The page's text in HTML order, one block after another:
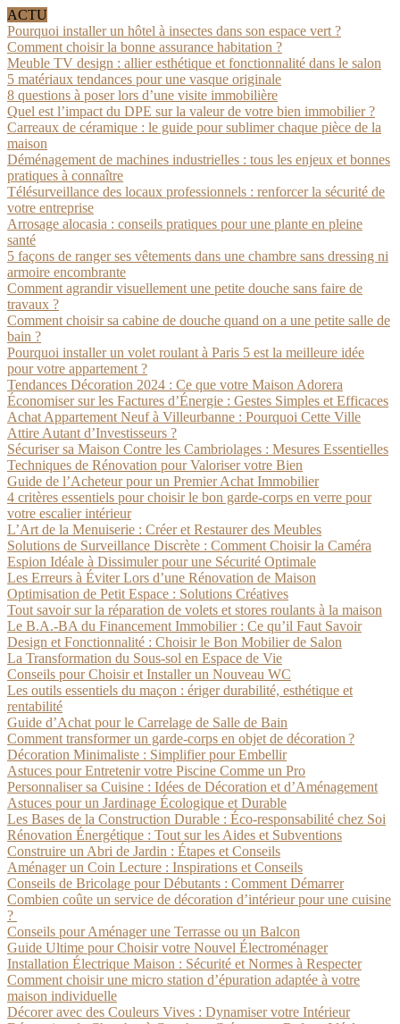
ACTU
Pourquoi installer un hôtel à insectes dans son espace vert ?
Comment choisir la bonne assurance habitation ?
Meuble TV design : allier esthétique et fonctionnalité dans le salon
5 matériaux tendances pour une vasque originale
8 questions à poser lors d’une visite immobilière
Quel est l’impact du DPE sur la valeur de votre bien immobilier ?
Carreaux de céramique : le guide pour sublimer chaque pièce de la
maison
Déménagement de machines industrielles : tous les enjeux et bonnes
pratiques à connaître
Télésurveillance des locaux professionnels : renforcer la sécurité de
votre entreprise
Arrosage alocasia : conseils pratiques pour une plante en pleine
santé
5 façons de ranger ses vêtements dans une chambre sans dressing ni
armoire encombrante
Comment agrandir visuellement une petite douche sans faire de
travaux ?
Comment choisir sa cabine de douche quand on a une petite salle de
bain ?
Pourquoi installer un volet roulant à Paris 5 est la meilleure idée
pour votre appartement ?
Tendances Décoration 2024 : Ce que votre Maison Adorera
Économiser sur les Factures d’Énergie : Gestes Simples et Efficaces
Achat Appartement Neuf à Villeurbanne : Pourquoi Cette Ville
Attire Autant d’Investisseurs ?
Sécuriser sa Maison Contre les Cambriolages : Mesures Essentielles
Techniques de Rénovation pour Valoriser votre Bien
Guide de l’Acheteur pour un Premier Achat Immobilier
4 critères essentiels pour choisir le bon garde-corps en verre pour
votre escalier intérieur
L’Art de la Menuiserie : Créer et Restaurer des Meubles
Solutions de Surveillance Discrète : Comment Choisir la Caméra
Espion Idéale à Dissimuler pour une Sécurité Optimale
Les Erreurs à Éviter Lors d’une Rénovation de Maison
Optimisation de Petit Espace : Solutions Créatives
Tout savoir sur la réparation de volets et stores roulants à la maison
Le B.A.-BA du Financement Immobilier : Ce qu’il Faut Savoir
Design et Fonctionnalité : Choisir le Bon Mobilier de Salon
La Transformation du Sous-sol en Espace de Vie
Conseils pour Choisir et Installer un Nouveau WC
Les outils essentiels du maçon : ériger durabilité, esthétique et
rentabilité
Guide d’Achat pour le Carrelage de Salle de Bain
Comment transformer un garde-corps en objet de décoration ?
Décoration Minimaliste : Simplifier pour Embellir
Astuces pour Entretenir votre Piscine Comme un Pro
Personnaliser sa Cuisine : Idées de Décoration et d’Aménagement
Astuces pour un Jardinage Écologique et Durable
Les Bases de la Construction Durable : Éco-responsabilité chez Soi
Rénovation Énergétique : Tout sur les Aides et Subventions
Construire un Abri de Jardin : Étapes et Conseils
Aménager un Coin Lecture : Inspirations et Conseils
Conseils de Bricolage pour Débutants : Comment Démarrer
Combien coûte un service de décoration d’intérieur pour une cuisine
?
Conseils pour Aménager une Terrasse ou un Balcon
Guide Ultime pour Choisir votre Nouvel Électroménager
Installation Électrique Maison : Sécurité et Normes à Respecter
Comment choisir une micro station d’épuration adaptée à votre
maison individuelle
Décorer avec des Couleurs Vives : Dynamiser votre Intérieur